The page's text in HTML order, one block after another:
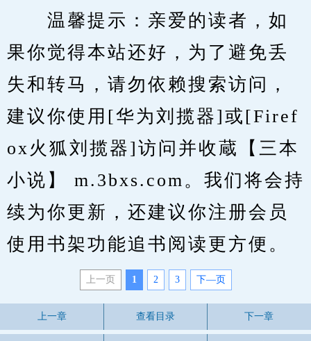
温馨提示：亲爱的读者，如
果你觉得本站还好，为了避免丢
失和转马，请勿依赖搜索访问，
建议你使用[华为刘揽器]或[Firef
ox火狐刘揽器]访问并收蔵【三本
小说】 m.3bxs.com。我们将会持
续为你更新，还建议你注册会员
使用书架功能追书阅读更方便。
上一页 1 2 3 下—页
上一章 查看目录 下一章